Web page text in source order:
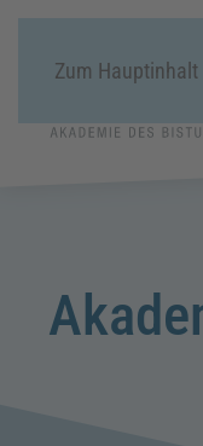
Zum Hauptinhalt